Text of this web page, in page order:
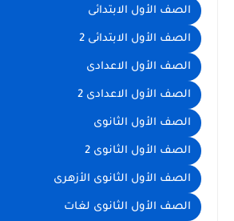
الصف الأول الابتدائى
الصف الأول الابتدائى 2
الصف الأول الاعدادى
الصف الأول الاعدادى 2
الصف الأول الثانوى
الصف الأول الثانوى 2
الصف الأول الثانوى الأزهرى
الصف الأول الثانوى لغات